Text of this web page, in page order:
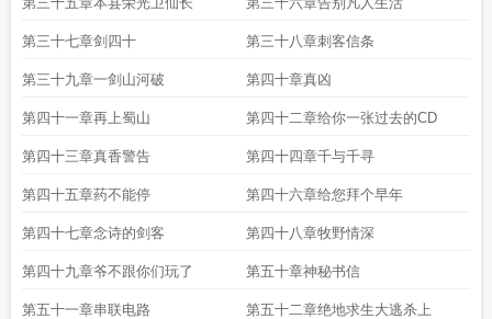
第三十七章剑四十 第三十八章刺客信条
第三十九章一剑山河破 第四十章真凶
第四十一章再上蜀山 第四十二章给你一张过去的CD
第四十三章真香警告 第四十四章千与千寻
第四十五章药不能停 第四十六章给您拜个早年
第四十七章念诗的剑客 第四十八章牧野情深
第四十九章爷不跟你们玩了 第五十章神秘书信
第五十一章串联电路 第五十二章绝地求生大逃杀上